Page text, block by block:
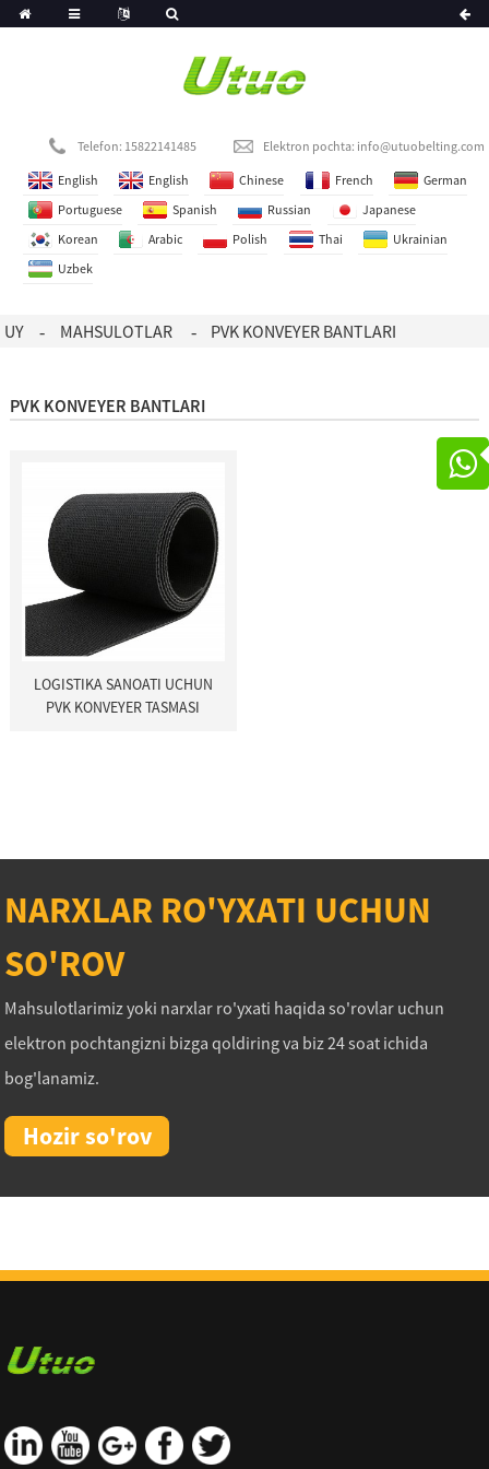
Telefon: 15822141485 Elektron pochta: info@utuobelting.com
English English Chinese French
German
Portuguese
Spanish Russian
Japanese
Korean
Arabic Polish Thai
Ukrainian
Uzbek
UY MAHSULOTLAR PVK KONVEYER BANTLARI
PVK KONVEYER BANTLARI
LOGISTIKA SANOATI UCHUN
PVK KONVEYER TASMASI
NARXLAR RO'YXATI UCHUN
SO'ROV
Mahsulotlarimiz yoki narxlar ro'yxati haqida so'rovlar uchun
elektron pochtangizni bizga qoldiring va biz 24 soat ichida
bog'lanamiz.
Hozir so'rov
